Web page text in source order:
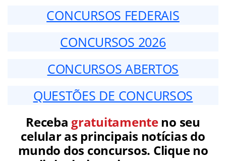
CONCURSOS FEDERAIS
CONCURSOS 2026
CONCURSOS ABERTOS
QUESTÕES DE CONCURSOS
Receba gratuitamenteno seu
celular as principais notícias do
mundo dos concursos. Clique no